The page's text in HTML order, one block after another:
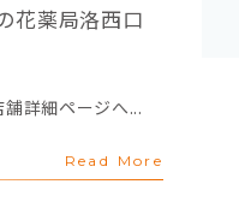
花薬局洛西口
詳細ページへ...
Read More